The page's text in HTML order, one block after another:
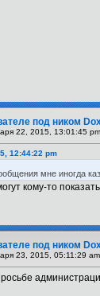
под ником
22, 2015, 13:01:45
12:44:22 pm
мне иногда
кому-то
под ником
23, 2015, 05:11:29